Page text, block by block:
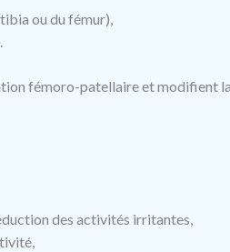
ou du fémur),
fémoro-patellaire et modifient
des activités irritantes,